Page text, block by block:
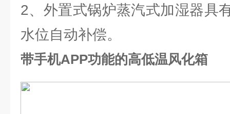
2、外置式锅炉蒸汽式加湿器具
水位自动补偿。
带手机APP功能的高低温风化箱